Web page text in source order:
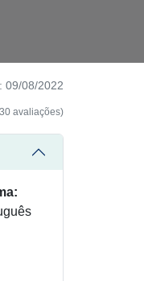
09/08/2022
avaliações)